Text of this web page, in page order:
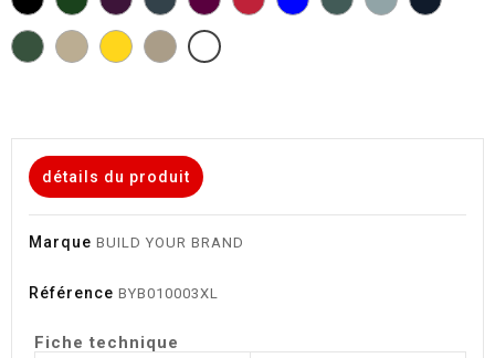
détails du produit
Marque BUILD YOUR BRAND
Référence BYB010003XL
Fiche technique